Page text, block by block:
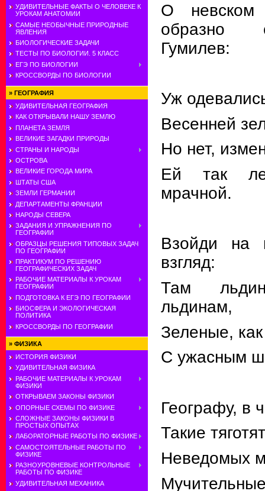
УДИВИТЕЛЬНЫЕ ФАКТЫ О ЧЕЛОВЕКЕ К
УРОКАМ АНАТОМИИ
САМЫЕ НЕОБЫЧНЫЕ ПРИРОДНЫЕ
ЯВЛЕНИЯ
БИОЛОГИЧЕСКИЕ ЗАДАЧИ
ТЕСТЫ ПО БИОЛОГИИ. 5 КЛАСС
ЕГЭ ПО БИОЛОГИИ
КРОССВОРДЫ ПО БИОЛОГИИ
» ГЕОГРАФИЯ
УДИВИТЕЛЬНАЯ ГЕОГРАФИЯ
КАК ОТКРЫВАЛИ НАШУ ЗЕМЛЮ
ПЛАНЕТА ЗЕМЛЯ
ВЕЛИКИЕ ЗАГАДКИ ПРИРОДЫ
СТРАНЫ И НАРОДЫ
ОСТРОВА
ВЕЛИКИЕ ГОРОДА МИРА
ШТАТЫ США
ЗЕМЛИ ГЕРМАНИИ
ДЕПАРТАМЕНТЫ ФРАНЦИИ
НАРОДЫ СЕВЕРА
ЗАДАНИЯ И УПРАЖНЕНИЯ ПО
ГЕОГРАФИИ
ОБРАЗЦЫ РЕШЕНИЯ ТИПОВЫХ ЗАДАЧ
ПО ГЕОГРАФИИ
ПРАКТИКУМ ПО РЕШЕНИЮ
ГЕОГРАФИЧЕСКИХ ЗАДАЧ
РАБОЧИЕ МАТЕРИАЛЫ К УРОКАМ
ГЕОГРАФИИ
ПОДГОТОВКА К ЕГЭ ПО ГЕОГРАФИИ
БИОСФЕРА И ЭКОЛОГИЧЕСКАЯ
ПОЛИТИКА
КРОССВОРДЫ ПО ГЕОГРАФИИ
» ФИЗИКА
ИСТОРИЯ ФИЗИКИ
УДИВИТЕЛЬНАЯ ФИЗИКА
РАБОЧИЕ МАТЕРИАЛЫ К УРОКАМ
ФИЗИКИ
ОТКРЫВАЕМ ЗАКОНЫ ФИЗИКИ
ОПОРНЫЕ СХЕМЫ ПО ФИЗИКЕ
СЛОЖНЫЕ ЗАКОНЫ ФИЗИКИ В
ПРОСТЫХ ОПЫТАХ
ЛАБОРАТОРНЫЕ РАБОТЫ ПО ФИЗИКЕ
САМОСТОЯТЕЛЬНЫЕ РАБОТЫ ПО
ФИЗИКЕ
РАЗНОУРОВНЕВЫЕ КОНТРОЛЬНЫЕ
РАБОТЫ ПО ФИЗИКЕ
УДИВИТЕЛЬНАЯ МЕХАНИКА
О невском
образно
Гумилев:
Уж
Весенней
Но нет,
Ей так
мрачной.
Взойди на
взгляд:
Там
льдинам,
Зеленые,
С ужасным
Географу, в
Такие
Неведомых